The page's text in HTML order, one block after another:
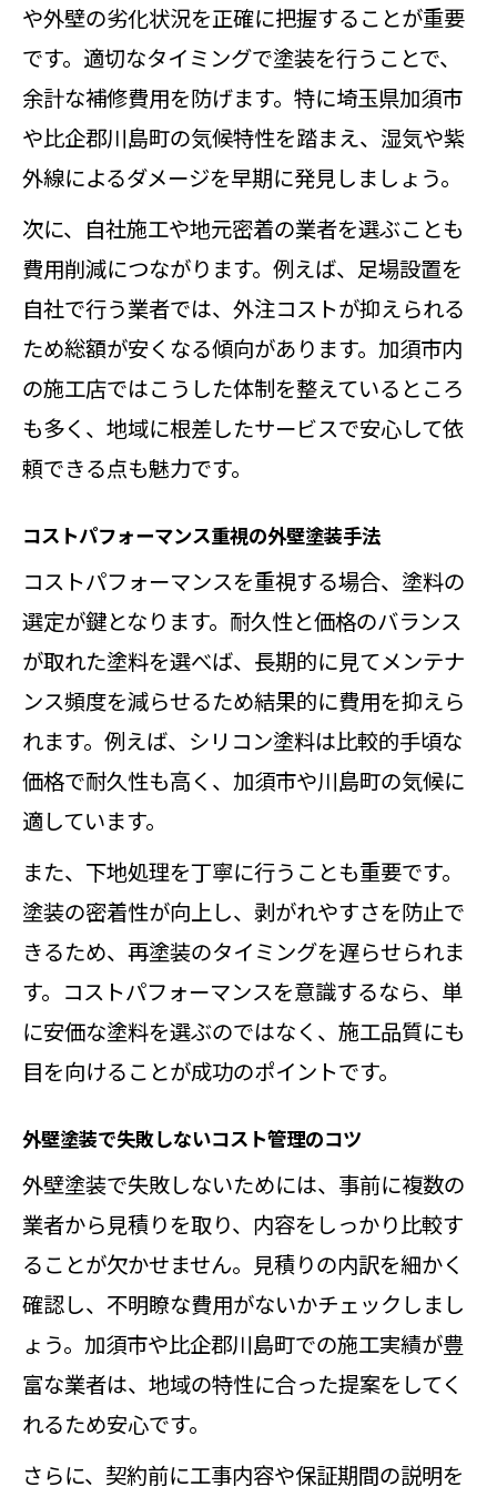
や外壁の劣化状況を正確に把握することが重要
です。適切なタイミングで塗装を行うことで、
余計な補修費用を防げます。特に埼玉県加須市
や比企郡川島町の気候特性を踏まえ、湿気や紫
外線によるダメージを早期に発見しましょう。
次に、自社施工や地元密着の業者を選ぶことも
費用削減につながります。例えば、足場設置を
自社で行う業者では、外注コストが抑えられる
ため総額が安くなる傾向があります。加須市内
の施工店ではこうした体制を整えているところ
も多く、地域に根差したサービスで安心して依
頼できる点も魅力です。
コストパフォーマンス重視の外壁塗装手法
コストパフォーマンスを重視する場合、塗料の
選定が鍵となります。耐久性と価格のバランス
が取れた塗料を選べば、長期的に見てメンテナ
ンス頻度を減らせるため結果的に費用を抑えら
れます。例えば、シリコン塗料は比較的手頃な
価格で耐久性も高く、加須市や川島町の気候に
適しています。
また、下地処理を丁寧に行うことも重要です。
塗装の密着性が向上し、剥がれやすさを防止で
きるため、再塗装のタイミングを遅らせられま
す。コストパフォーマンスを意識するなら、単
に安価な塗料を選ぶのではなく、施工品質にも
目を向けることが成功のポイントです。
外壁塗装で失敗しないコスト管理のコツ
外壁塗装で失敗しないためには、事前に複数の
業者から見積りを取り、内容をしっかり比較す
ることが欠かせません。見積りの内訳を細かく
確認し、不明瞭な費用がないかチェックしまし
ょう。加須市や比企郡川島町での施工実績が豊
富な業者は、地域の特性に合った提案をしてく
れるため安心です。
さらに、契約前に工事内容や保証期間の説明を